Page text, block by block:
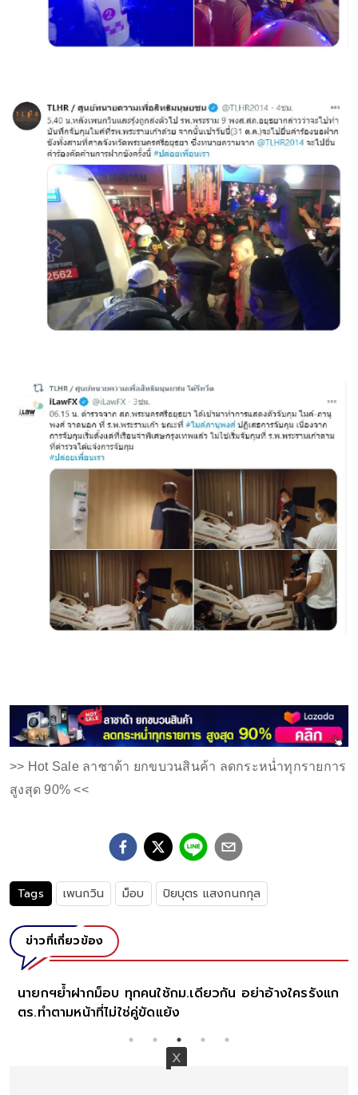
>> Hot Sale ลาซาด้า ยกขบวนสินค้า ลดกระหน่ำทุกรายการ
สูงสุด 90% <<
Tags เพนกวิน ม็อบ ปิยบุตร แสงกนกกุล
ข่าวที่เกี่ยวข้อง
ดร.เสรี ฟาดแรง ธนาธร อ้างกระแสม็อบ เร่งเร้าปฏิรูป
สถาบันฯ ขอเลยอย่าเจี๊ยบ อย่าวิโรจน์ให้มากนัก